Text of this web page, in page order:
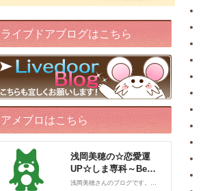
ライブドアブログはこちら
アメブロはこちら